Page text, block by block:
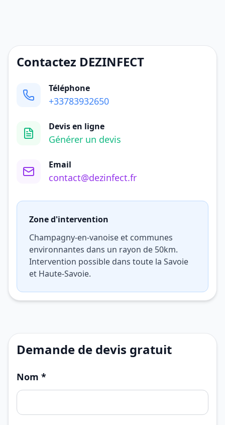
Contactez DEZINFECT
Téléphone
+33783932650
Devis en ligne
Générer un devis
Email
contact@dezinfect.fr
Zone d'intervention
Champagny-en-vanoise et communes
environnantes dans un rayon de 50km.
Intervention possible dans toute la Savoie
et Haute-Savoie.
Demande de devis gratuit
Nom *